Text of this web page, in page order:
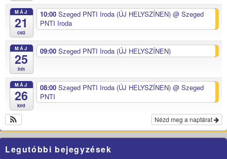
MÁJ
21
csü
10:00 Szeged PNTI Iroda (ÚJ HELYSZÍNEN) @ Szeged
PNTI Iroda
MÁJ
25
hét
09:00 Szeged PNTI Iroda (ÚJ HELYSZÍNEN)
MÁJ
26
ked
08:00 Szeged PNTI Iroda (ÚJ HELYSZÍNEN) @ Szeged
PNTI
Nézd meg a naptárat
Legutóbbi bejegyzések